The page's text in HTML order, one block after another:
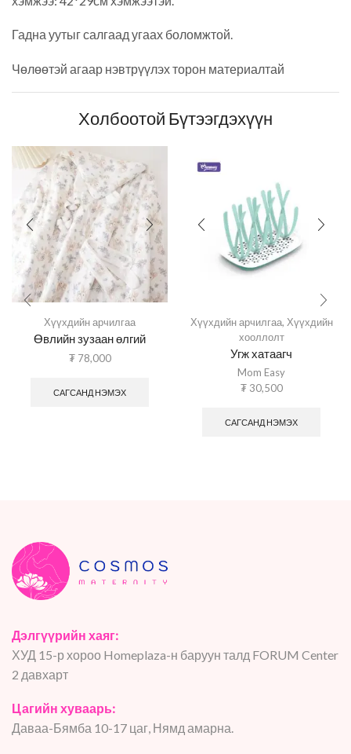
Гадна уутыг салгаад угаах боломжтой.
Чөлөөтэй агаар нэвтрүүлэх торон материалтай
Холбоотой Бүтээгдэхүүн
Хүүхдийн арчилгаа
Өвлийн зузаан өлгий
₮78,000
САГСАНД НЭМЭХ
Хүүхдийн арчилгаа, Хүүхдийн
хооллолт
Угж хатаагч
Mom Easy
₮30,500
САГСАНД НЭМЭХ
Дэлгүүрийн хаяг:
ХУД 15-р хороо Homeplaza-н баруун талд FORUM Center
2 давхарт
Цагийн хуваарь:
Даваа-Бямба 10-17 цаг, Нямд амарна.